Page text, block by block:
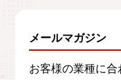
メールマガジン
お客様の業種に